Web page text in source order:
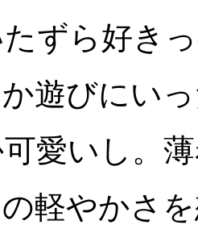
ずら好き
遊びにい
愛いし。
軽やかさ